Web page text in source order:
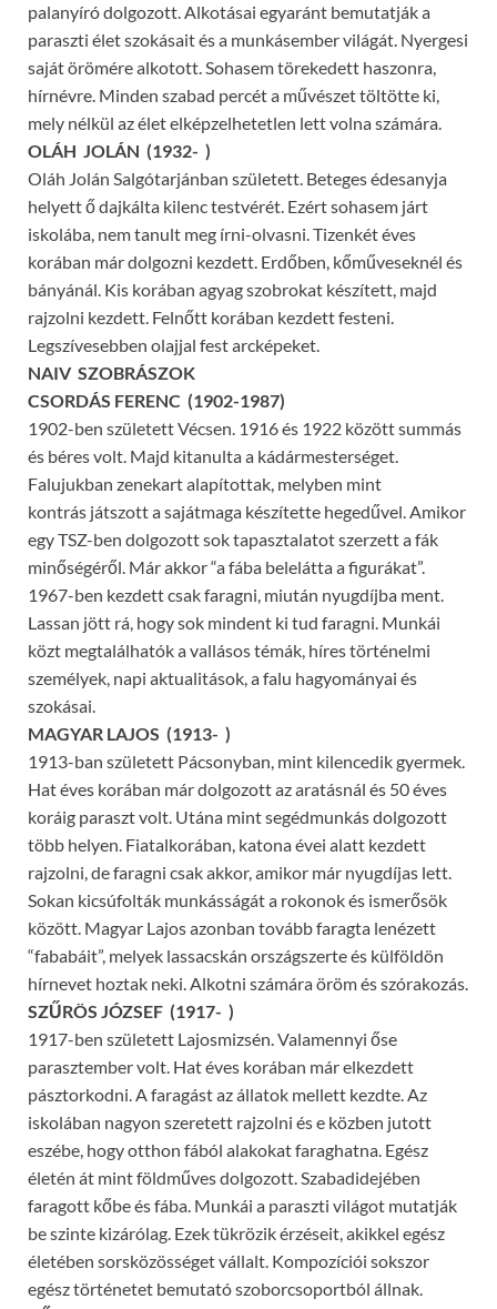
palanyíró dolgozott. Alkotásai egyaránt bemutatják a
paraszti élet szokásait és a munkásember világát. Nyergesi
saját örömére alkotott. Sohasem törekedett haszonra,
hírnévre. Minden szabad percét a művészet töltötte ki,
mely nélkül az élet elképzelhetetlen lett volna számára.
OLÁH JOLÁN (1932- )
Oláh Jolán Salgótarjánban született. Beteges édesanyja
helyett ő dajkálta kilenc testvérét. Ezért sohasem járt
iskolába, nem tanult meg írni-olvasni. Tizenkét éves
korában már dolgozni kezdett. Erdőben, kőműveseknél és
bányánál. Kis korában agyag szobrokat készített, majd
rajzolni kezdett. Felnőtt korában kezdett festeni.
Legszívesebben olajjal fest arcképeket.
NAIV SZOBRÁSZOK
CSORDÁS FERENC (1902-1987)
1902-ben született Vécsen. 1916 és 1922 között summás
és béres volt. Majd kitanulta a kádármesterséget.
Falujukban zenekart alapítottak, melyben mint
kontrás játszott a sajátmaga készítette hegedűvel. Amikor
egy TSZ-ben dolgozott sok tapasztalatot szerzett a fák
minőségéről. Már akkor “a fába belelátta a figurákat”.
1967-ben kezdett csak faragni, miután nyugdíjba ment.
Lassan jött rá, hogy sok mindent ki tud faragni. Munkái
közt megtalálhatók a vallásos témák, híres történelmi
személyek, napi aktualitások, a falu hagyományai és
szokásai.
MAGYAR LAJOS (1913- )
1913-ban született Pácsonyban, mint kilencedik gyermek.
Hat éves korában már dolgozott az aratásnál és 50 éves
koráig paraszt volt. Utána mint segédmunkás dolgozott
több helyen. Fiatalkorában, katona évei alatt kezdett
rajzolni, de faragni csak akkor, amikor már nyugdíjas lett.
Sokan kicsúfolták munkásságát a rokonok és ismerősök
között. Magyar Lajos azonban tovább faragta lenézett
“fababáit”, melyek lassacskán országszerte és külföldön
hírnevet hoztak neki. Alkotni számára öröm és szórakozás.
SZŰRÖS JÓZSEF (1917- )
1917-ben született Lajosmizsén. Valamennyi őse
parasztember volt. Hat éves korában már elkezdett
pásztorkodni. A faragást az állatok mellett kezdte. Az
iskolában nagyon szeretett rajzolni és e közben jutott
eszébe, hogy otthon fából alakokat faraghatna. Egész
életén át mint földműves dolgozott. Szabadidejében
faragott kőbe és fába. Munkái a paraszti világot mutatják
be szinte kizárólag. Ezek tükrözik érzéseit, akikkel egész
életében sorsközösséget vállalt. Kompozíciói sokszor
egész történetet bemutató szoborcsoportból állnak.